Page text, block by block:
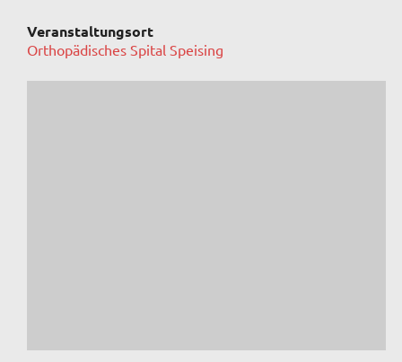
Veranstaltungsort
Orthopädisches Spital Speising